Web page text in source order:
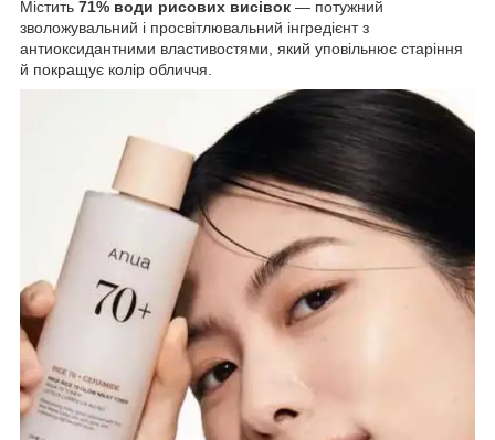
Містить 71% води рисових висівок — потужний
зволожувальний і просвітлювальний інгредієнт з
антиоксидантними властивостями, який уповільнює старіння
й покращує колір обличчя.